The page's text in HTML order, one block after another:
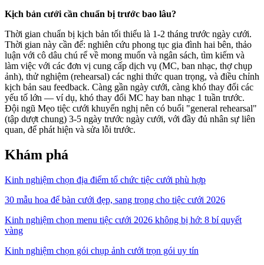
Kịch bản cưới cần chuẩn bị trước bao lâu?
Thời gian chuẩn bị kịch bản tối thiểu là 1-2 tháng trước ngày cưới.
Thời gian này cần để: nghiên cứu phong tục gia đình hai bên, thảo
luận với cô dâu chú rể về mong muốn và ngân sách, tìm kiếm và
làm việc với các đơn vị cung cấp dịch vụ (MC, ban nhạc, thợ chụp
ảnh), thử nghiệm (rehearsal) các nghi thức quan trọng, và điều chỉnh
kịch bản sau feedback. Càng gần ngày cưới, càng khó thay đổi các
yếu tố lớn — ví dụ, khó thay đổi MC hay ban nhạc 1 tuần trước.
Đội ngũ Mẹo tiệc cưới khuyến nghị nên có buổi "general rehearsal"
(tập dượt chung) 3-5 ngày trước ngày cưới, với đầy đủ nhân sự liên
quan, để phát hiện và sửa lỗi trước.
Khám phá
Kinh nghiệm chọn địa điểm tổ chức tiệc cưới phù hợp
30 mẫu hoa để bàn cưới đẹp, sang trọng cho tiệc cưới 2026
Kinh nghiệm chọn menu tiệc cưới 2026 không bị hớ: 8 bí quyết
vàng
Kinh nghiệm chọn gói chụp ảnh cưới trọn gói uy tín